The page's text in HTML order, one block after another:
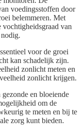
voedingsstoffen door
belemmeren. Met
vochtigheidsgraad van
nodig.
voor de groei
kan schadelijk zijn.
zonlicht meten en
zonlicht krijgen.
gezonde en bloeiende
om de
te meten en bij te
zorg kunt bieden.